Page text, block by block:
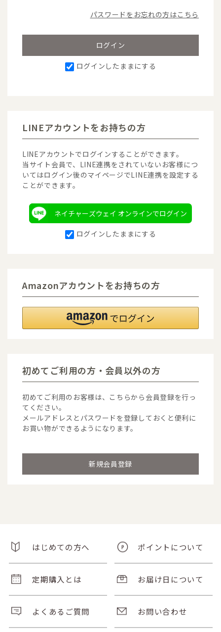
ログインしたままにする
パスワードをお忘れの方はこちら
LINEアカウントをお持ちの方
LINEアカウントでログインすることができます。
当サイト会員で、LINE連携をされていないお客様につ
いてはログイン後のマイページでLINE連携を設定する
ことができます。
ネイチャーズウェイ オンラインでログイン
ログインしたままにする
Amazonアカウントをお持ちの方
初めてご利用の方・会員以外の方
初めてご利用のお客様は、こちらから会員登録を行っ
てください。
メールアドレスとパスワードを登録しておくと便利に
お買い物ができるようになります。
はじめての方へ ポイントについて
定期購入とは お届け日について
よくあるご質問 お問い合わせ